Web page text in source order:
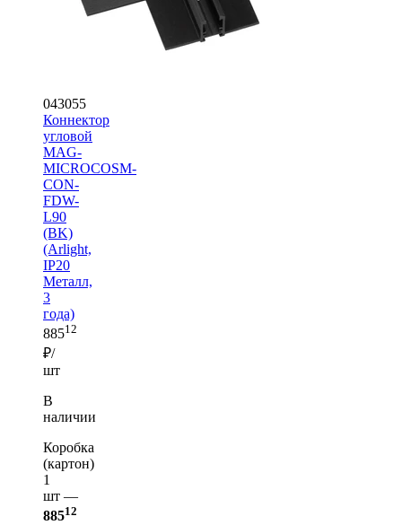
043055
Коннектор
угловой
MAG-
MICROCOSM-
CON-
FDW-
L90
(BK)
(Arlight,
IP20
Металл,
3
года)
88512
₽/
шт
В
наличии
Коробка
(картон)
1
шт —
88512